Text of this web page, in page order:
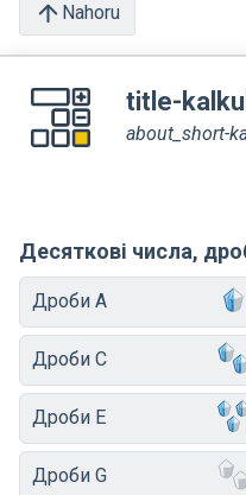
Nahoru
title-
about_short-
Десяткові числа,
Дроби A
Дроби C
Дроби E
Дроби G